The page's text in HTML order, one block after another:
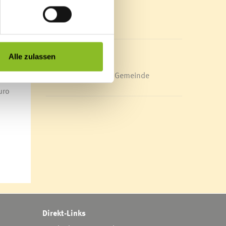
Alle zulassen
Mediathek
News Archiv
Energieeffiziente Gemeinde
Direkt-Links